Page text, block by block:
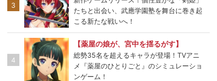
3
たちと出会い、武應学園塾を舞台に巻き起
こる新たな戦いへ！
4
【薬屋の娘が、宮中を揺るがす】
総勢35名を超えるキャラが登場！TVアニ
メ『薬屋のひとりごと』のシミュレーショ
ンゲーム！